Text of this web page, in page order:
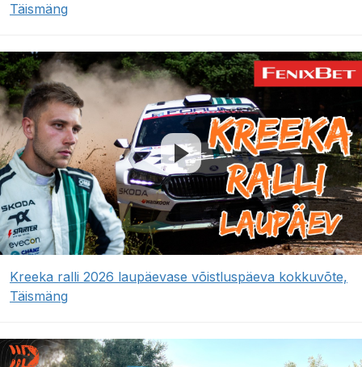
Täismäng
Kreeka ralli 2026 laupäevase võistluspäeva kokkuvõte,
Täismäng